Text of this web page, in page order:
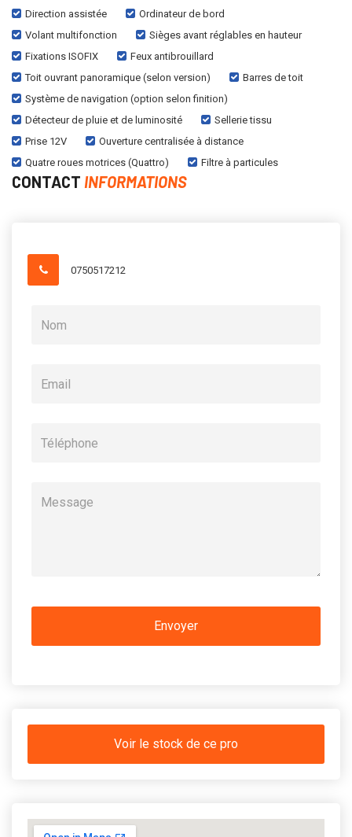
Direction assistée
Ordinateur de bord
Volant multifonction
Sièges avant réglables en hauteur
Fixations ISOFIX
Feux antibrouillard
Toit ouvrant panoramique (selon version)
Barres de toit
Système de navigation (option selon finition)
Détecteur de pluie et de luminosité
Sellerie tissu
Prise 12V
Ouverture centralisée à distance
Quatre roues motrices (Quattro)
Filtre à particules
CONTACT INFORMATIONS
0750517212
Voir le stock de ce pro